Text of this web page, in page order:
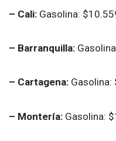
– Cali: Gasolina:
– Barranquilla:
– Cartagena: Gasolina:
– Montería: Gasolina: